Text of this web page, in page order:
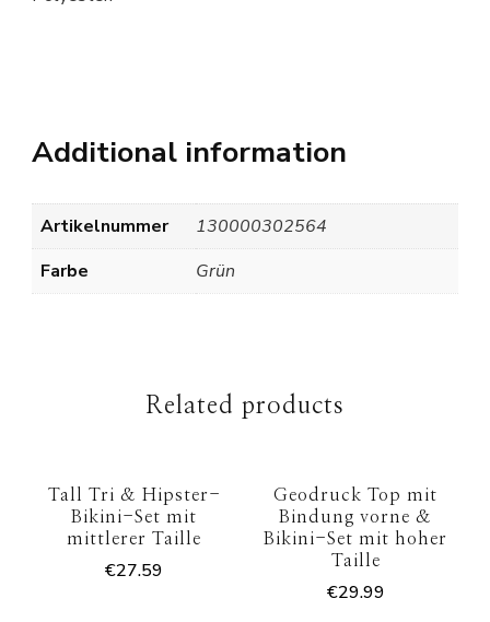
Additional information
Artikelnummer
130000302564
Farbe
Grün
Related products
Tall Tri & Hipster-
Bikini-Set mit
mittlerer Taille
€27.59
Geodruck Top mit
Bindung vorne &
Bikini-Set mit hoher
Taille
€29.99